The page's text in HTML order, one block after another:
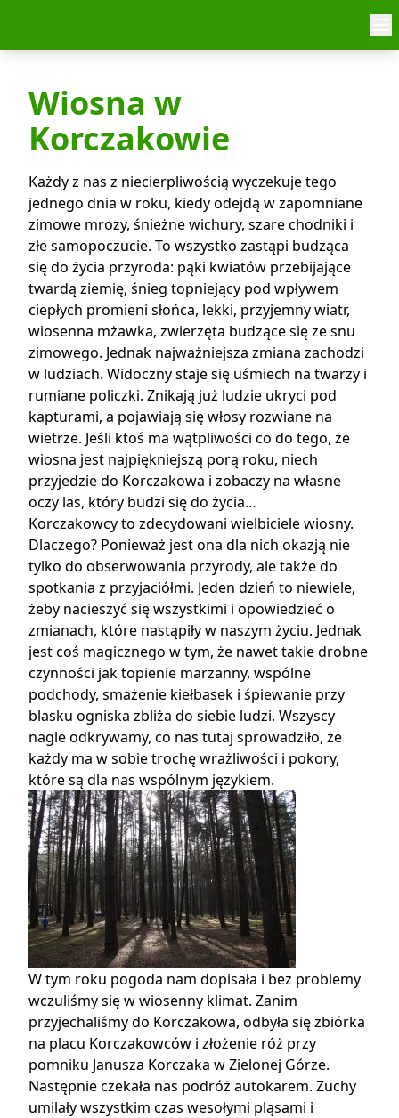
Wiosna w
Korczakowie
Każdy z nas z niecierpliwością wyczekuje tego
jednego dnia w roku, kiedy odejdą w zapomniane
zimowe mrozy, śnieżne wichury, szare chodniki i
złe samopoczucie. To wszystko zastąpi budząca
się do życia przyroda: pąki kwiatów przebijające
twardą ziemię, śnieg topniejący pod wpływem
ciepłych promieni słońca, lekki, przyjemny wiatr,
wiosenna mżawka, zwierzęta budzące się ze snu
zimowego. Jednak najważniejsza zmiana zachodzi
w ludziach. Widoczny staje się uśmiech na twarzy i
rumiane policzki. Znikają już ludzie ukryci pod
kapturami, a pojawiają się włosy rozwiane na
wietrze. Jeśli ktoś ma wątpliwości co do tego, że
wiosna jest najpiękniejszą porą roku, niech
przyjedzie do Korczakowa i zobaczy na własne
oczy las, który budzi się do życia…
Korczakowcy to zdecydowani wielbiciele wiosny.
Dlaczego? Ponieważ jest ona dla nich okazją nie
tylko do obserwowania przyrody, ale także do
spotkania z przyjaciółmi. Jeden dzień to niewiele,
żeby nacieszyć się wszystkimi i opowiedzieć o
zmianach, które nastąpiły w naszym życiu. Jednak
jest coś magicznego w tym, że nawet takie drobne
czynności jak topienie marzanny, wspólne
podchody, smażenie kiełbasek i śpiewanie przy
blasku ogniska zbliża do siebie ludzi. Wszyscy
nagle odkrywamy, co nas tutaj sprowadziło, że
każdy ma w sobie trochę wrażliwości i pokory,
które są dla nas wspólnym językiem.
W tym roku pogoda nam dopisała i bez problemy
wczuliśmy się w wiosenny klimat. Zanim
przyjechaliśmy do Korczakowa, odbyła się zbiórka
na placu Korczakowców i złożenie róż przy
pomniku Janusza Korczaka w Zielonej Górze.
Następnie czekała nas podróż autokarem. Zuchy
umilały wszystkim czas wesołymi pląsami i